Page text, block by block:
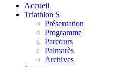
Accueil
Triathlon S
Présentation
Programme
Parcours
Palmarès
Archives